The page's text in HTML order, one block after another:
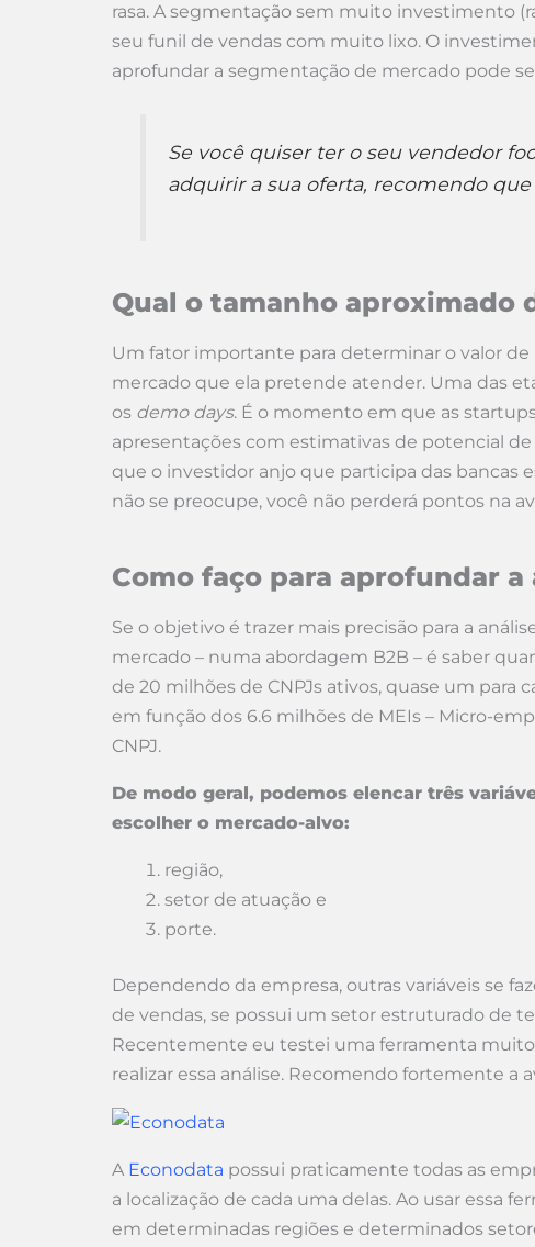
rasa. A segmentação sem muito investimento
seu funil de vendas com muito lixo. O
aprofundar a segmentação de mercado pode
Se você quiser ter o seu vendedor
adquirir a sua oferta, recomendo
Qual o tamanho aproximado
Um fator importante para determinar o valor
mercado que ela pretende atender. Uma das
os demo days. É o momento em que as
apresentações com estimativas de potencial
que o investidor anjo que participa das bancas
não se preocupe, você não perderá pontos na
Como faço para aprofundar a
Se o objetivo é trazer mais precisão para a
mercado – numa abordagem B2B – é saber
de 20 milhões de CNPJs ativos, quase um para
em função dos 6.6 milhões de MEIs – Micro-
CNPJ.
De modo geral, podemos elencar três
escolher o mercado-alvo:
região,
setor de atuação e
porte.
Dependendo da empresa, outras variáveis se
de vendas, se possui um setor estruturado de
Recentemente eu testei uma ferramenta
realizar essa análise. Recomendo fortemente a
A Econodata possui praticamente todas as
a localização de cada uma delas. Ao usar essa
em determinadas regiões e determinados